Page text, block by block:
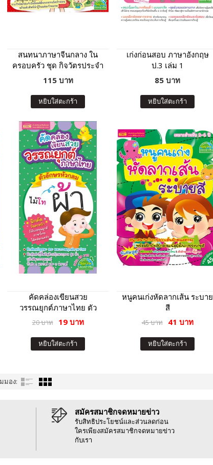
สนทนาภาษาจีนกลาง ใน
ครอบครัว ชุด กิจวัตรประจำ
วัน ของหนูน้อย
115 บาท
หยิบใส่ตะกร้า
เก่งก่อนสอบ ภาษาอังกฤษ
ป.3 เล่ม 1
85 บาท
หยิบใส่ตะกร้า
คัดคล่องเขียนสวย
วรรณยุกต์ภาษาไทย ตัว
อักษรหัวกลม
20 บาท 19 บาท
หยิบใส่ตะกร้า
หนูคนเก่งหัดลากเส้น ระบาย
สี
45 บาท 41 บาท
หยิบใส่ตะกร้า
มอง:
สมัครสมาชิกจดหมายข่าว
รับสิทธิประโยชน์และส่วนลดก่อน
ใครเพียงสมัครสมาชิกจดหมายข่าว
กับเรา